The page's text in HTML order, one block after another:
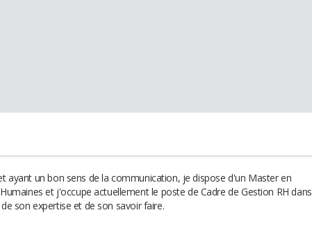
ayant un bon sens de la communication, je dispose d'un Master en
et j'occupe actuellement le poste de Cadre de Gestion RH dans
son expertise et de son savoir faire.